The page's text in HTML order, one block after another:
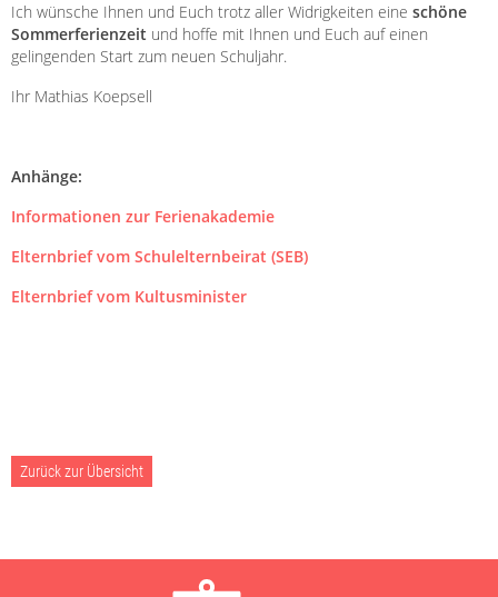
Ich wünsche Ihnen und Euch trotz aller Widrigkeiten eine schöne
Sommerferienzeit und hoffe mit Ihnen und Euch auf einen
gelingenden Start zum neuen Schuljahr.
Ihr Mathias Koepsell
Anhänge:
Informationen zur Ferienakademie
Elternbrief vom Schulelternbeirat (SEB)
Elternbrief vom Kultusminister
Zurück zur Übersicht